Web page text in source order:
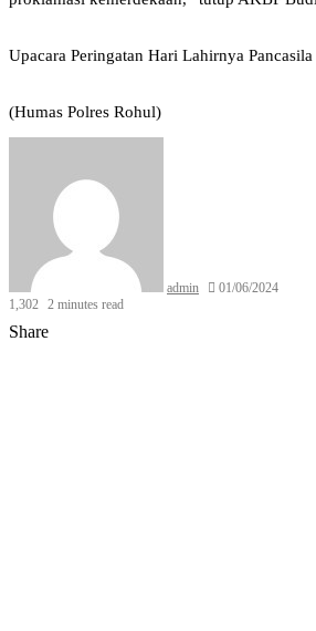
Upacara Peringatan Hari Lahirnya
(Humas Polres Rohul)
admin
01/06/2024
1,302 2 minutes read
Facebook
Twitter
LinkedIn
Tumblr
Pinterest
Reddit
VKontakte
Odnoklassniki
Pocket
WhatsApp
Share
Print
Share